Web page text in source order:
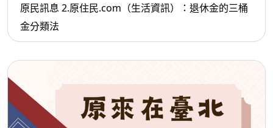
原民訊息 2.原住民.com（生活資訊）：退休金的三桶
金分類法